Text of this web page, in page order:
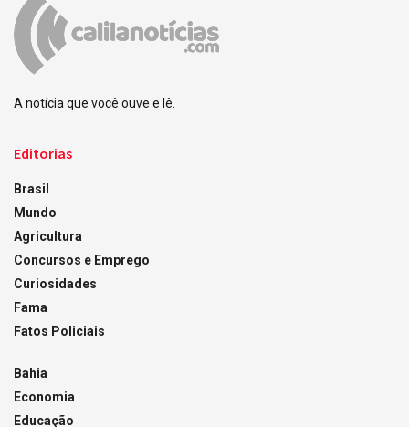
A notícia que você ouve e lê.
Editorias
Brasil
Mundo
Agricultura
Concursos e Emprego
Curiosidades
Fama
Fatos Policiais
Bahia
Economia
Educação